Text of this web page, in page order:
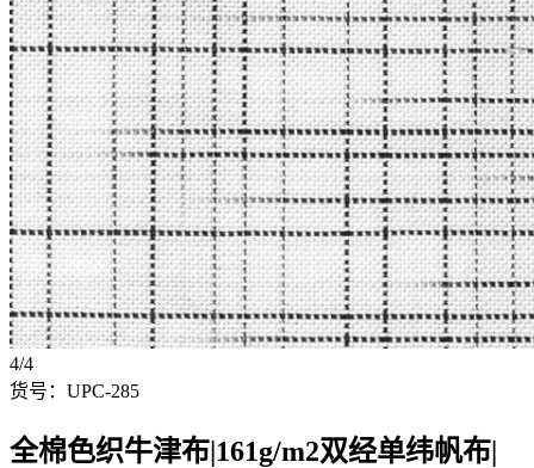
4/4
货号：UPC-285
全棉色织牛津布|161g/m2双经单纬帆布|